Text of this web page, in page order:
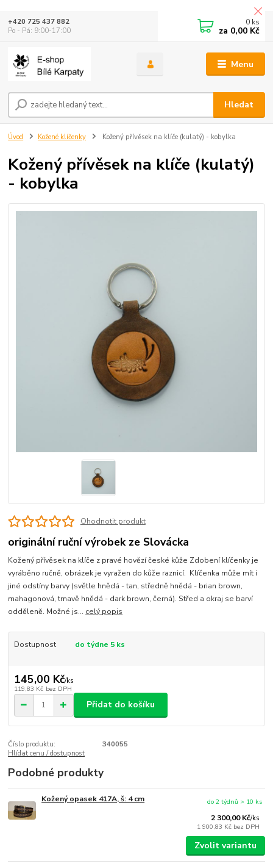
Menu
Hledat
+420 725 437 882
Po - Pá: 9:00-17:00
0 ks
za 0,00 Kč
Úvod Kožené klíčenky Kožený přívěsek na klíče (kulatý) - kobylka
Kožený přívěsek na klíče (kulatý)
- kobylka
Ohodnotit produkt
originální ruční výrobek ze Slovácka
Kožený přívěsek na klíče z pravé hovězí české kůže Zdobení klíčenky je
vyráběno ručně, obrázek je vyražen do kůže raznicí. Klíčenka může mít i
jiné odstíny barvy (světle hnědá - tan, středně hnědá - brian brown,
mahagonová, tmavě hnědá - dark brown, černá). Střed a okraj se barví
odděleně. Možné js... celý popis
Dostupnost do týdne 5 ks
145,00 Kč/ks
119,83 Kč bez DPH
Přidat do košíku
Číslo produktu:
340055
Hlídat cenu / dostupnost
Podobné produkty
Kožený opasek 417A, š: 4 cm
2 300,00 Kč/ks
1 900,83 Kč bez DPH
do 2 týdnů > 10 ks
Zvolit variantu